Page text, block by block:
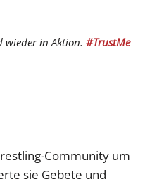
wieder in Aktion. #TrustMe
Community um
sie Gebete und